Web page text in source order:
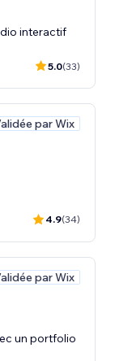
interactif
5.0(33)
par Wix
4.9(34)
par Wix
un portfolio